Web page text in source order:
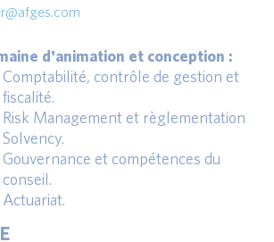
d'animation et conception :
Comptabilité, contrôle de gestion et
fiscalité.
Risk Management et règlementation
Solvency.
Gouvernance et compétences du
conseil.
Actuariat.